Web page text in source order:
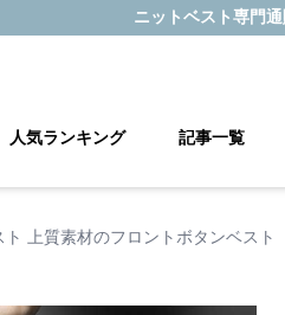
ニットベスト専門通
人気ランキング 記事一覧
ト 上質素材のフロントボタンベスト